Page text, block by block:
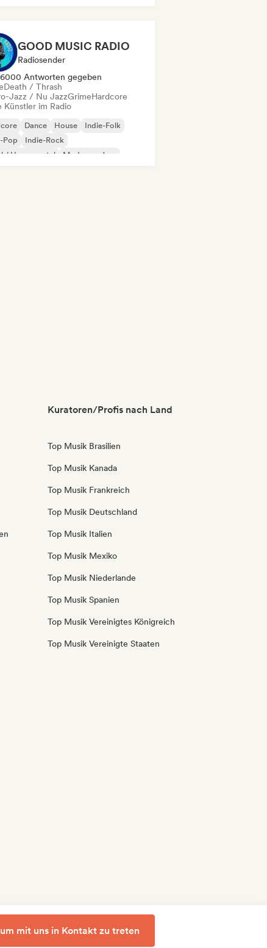
GOOD MUSIC RADIO
Radiosender
Antworten gegeben
Death / Thrash
Jazz / Nu JazzGrimeHardcore
Künstler im Radio
Dance House
Indie-Folk
Pop
Indie-Rock
/ Heavy metal
Moderner Jazz
Kuratoren/Profis nach Land
Top Musik Brasilien
Top Musik Kanada
Top Musik Frankreich
Top Musik Deutschland
Top Musik Italien
Top Musik Mexiko
Top Musik Niederlande
Top Musik Spanien
Top Musik Vereinigtes Königreich
Top Musik Vereinigte Staaten
mit uns in Kontakt zu treten